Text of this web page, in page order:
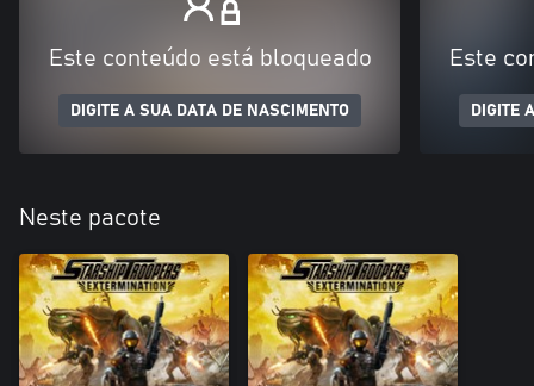
Este conteúdo está bloqueado
DIGITE A SUA DATA DE NASCIMENTO
Este
DIGITE
Neste pacote